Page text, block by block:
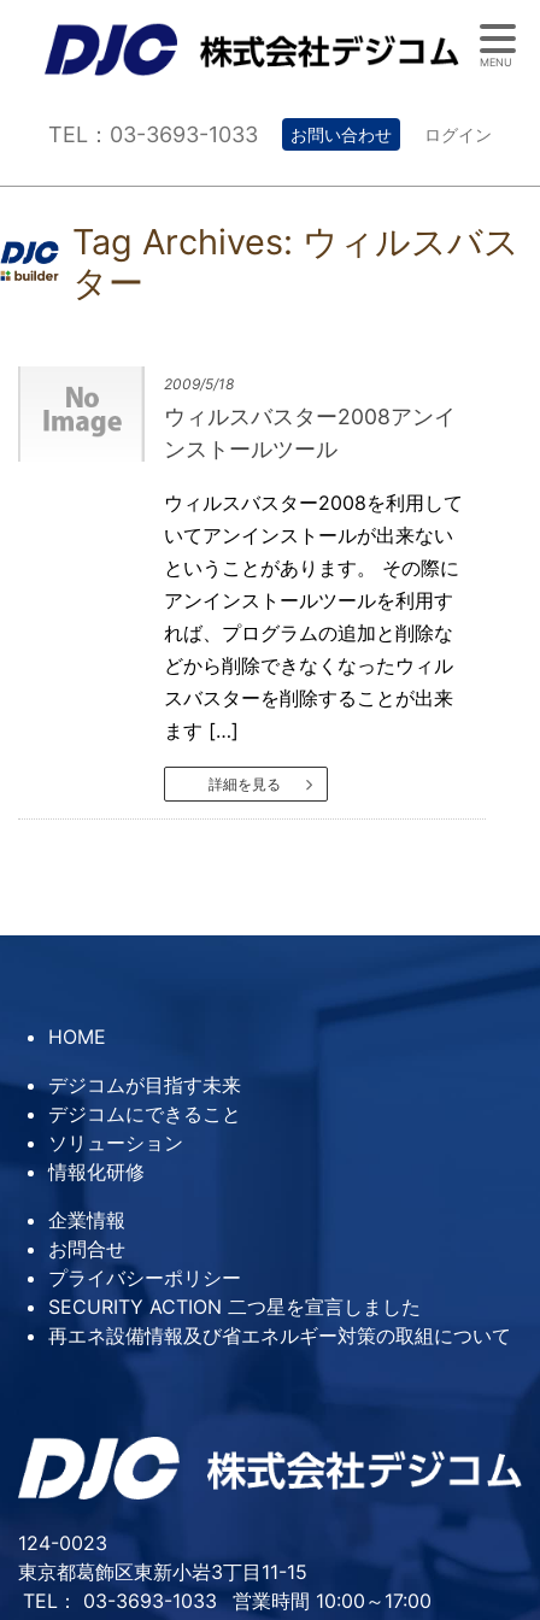
TEL：03-3693-1033 お問い合わせ ログイン
Tag Archives: ウィルスバス
ター
2009/5/18
ウィルスバスター2008アンイ
ンストールツール
ウィルスバスター2008を利用して
いてアンインストールが出来ない
ということがあります。 その際に
アンインストールツールを利用す
れば、プログラムの追加と削除な
どから削除できなくなったウィル
スバスターを削除することが出来
ます […]
詳細を見る
MENU
HOME
デジコムが目指す未来
デジコムにできること
ソリューション
情報化研修
企業情報
お問合せ
プライバシーポリシー
SECURITY ACTION 二つ星を宣言しました
再エネ設備情報及び省エネルギー対策の取組について
124-0023
東京都葛飾区東新小岩3丁目11-15
TEL： 03-3693-1033
営業時間 10:00～17:00